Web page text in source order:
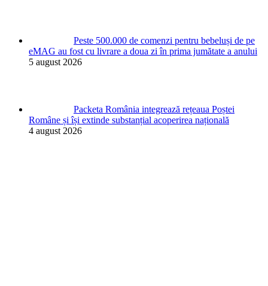
Peste 500.000 de comenzi pentru bebeluși de pe
eMAG au fost cu livrare a doua zi în prima jumătate a anului
5 august 2026
Packeta România integrează rețeaua Poștei
Române și își extinde substanțial acoperirea națională
4 august 2026